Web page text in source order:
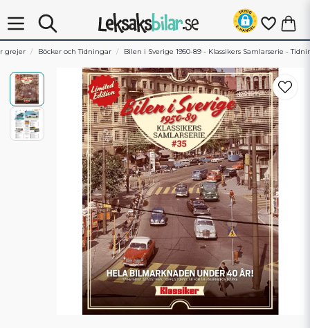
grejer Böcker och Tidningar Bilen i Sverige 1950-89 - Klassikers Samlarserie -